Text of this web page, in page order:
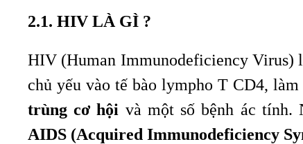
2.1. HIV LÀ GÌ ?
HIV (Human Immunodeficiency Virus)
chủ yếu vào tế bào lympho T CD4,
trùng cơ hội và một số bệnh ác tính.
AIDS (Acquired Immunodeficiency